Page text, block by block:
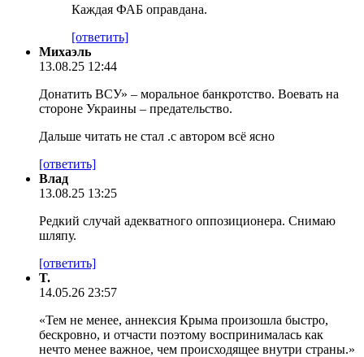
Каждая ФАБ оправдана.
[ответить]
Михаэль
13.08.25 12:44
Донатить ВСУ» – моральное банкротство. Воевать на
стороне Украины – предательство.
Дальше читать не стал .с автором всё ясно
[ответить]
Влад
13.08.25 13:25
Редкий случай адекватного оппозиционера. Снимаю
шляпу.
[ответить]
T.
14.05.26 23:57
«Тем не менее, аннексия Крыма произошла быстро,
бескровно, и отчасти поэтому воспринималась как
нечто менее важное, чем происходящее внутри страны.»